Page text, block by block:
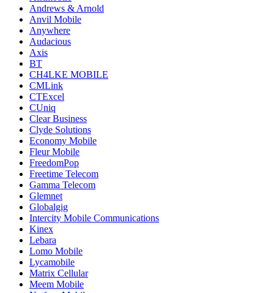
Andrews & Arnold
Anvil Mobile
Anywhere
Audacious
Axis
BT
CH4LKE MOBILE
CMLink
CTExcel
CUniq
Clear Business
Clyde Solutions
Economy Mobile
Fleur Mobile
FreedomPop
Freetime Telecom
Gamma Telecom
Glemnet
Globalgig
Intercity Mobile Communications
Kinex
Lebara
Lomo Mobile
Lycamobile
Matrix Cellular
Meem Mobile